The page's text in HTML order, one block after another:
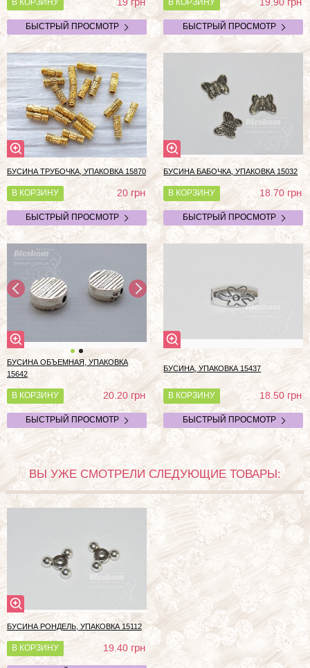
В КОРЗИНУ
БЫСТРЫЙ ПРОСМОТР
В КОРЗИНУ
БЫСТРЫЙ ПРОСМОТР
БУСИНА ТРУБОЧКА, УПАКОВКА 15870
В КОРЗИНУ 20грн
БЫСТРЫЙ ПРОСМОТР
БУСИНА БАБОЧКА, УПАКОВКА 15032
В КОРЗИНУ 18.70грн
БЫСТРЫЙ ПРОСМОТР
БУСИНА ОБЪЕМНАЯ, УПАКОВКА
15642
В КОРЗИНУ 20.20грн
БЫСТРЫЙ ПРОСМОТР
БУСИНА, УПАКОВКА 15437
В КОРЗИНУ 18.50грн
БЫСТРЫЙ ПРОСМОТР
ВЫ УЖЕ СМОТРЕЛИ СЛЕДУЮЩИЕ ТОВАРЫ:
БУСИНА РОНДЕЛЬ, УПАКОВКА 15112
В КОРЗИНУ 19.40грн